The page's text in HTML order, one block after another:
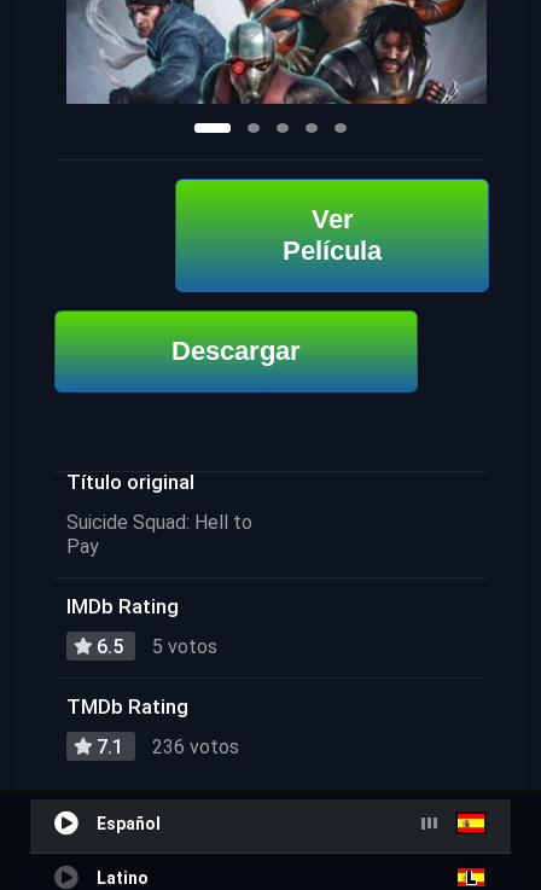
Ver
Película
Descargar
Título original
Suicide Squad: Hell to
Pay
IMDb Rating
6.5 5 votos
TMDb Rating
7.1 236 votos
Español
Latino